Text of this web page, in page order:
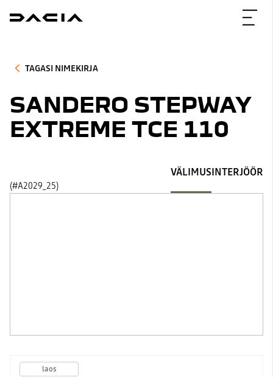
TAGASI NIMEKIRJA
SANDERO STEPWAY
EXTREME TCE 110
(#A2029_25)
VÄLIMUSINTERJÖÖR
laos